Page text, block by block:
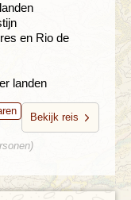
en Rio de
landen
Bekijk reis